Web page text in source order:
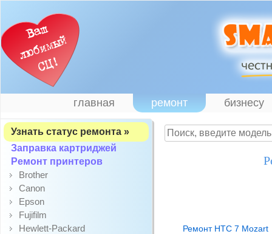
главная ремонт бизнесу
Узнать статус ремонта »
Заправка картриджей
Ремонт принтеров
Brother
Canon
Epson
Fujifilm
Hewlett-Packard
Ремонт HTC 7 Mozart